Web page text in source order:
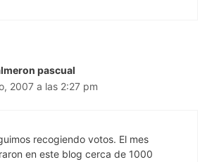
pascual
2007 a las 2:27 pm
recogiendo votos. El mes
en este blog cerca de 1000